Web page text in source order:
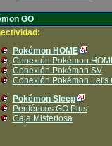
GO
Pokémon HOME
Conexión Pokémon
Conexión Pokémon SV
Conexión Pokémon Let's
Pokémon Sleep
Periféricos GO Plus
Caja Misteriosa